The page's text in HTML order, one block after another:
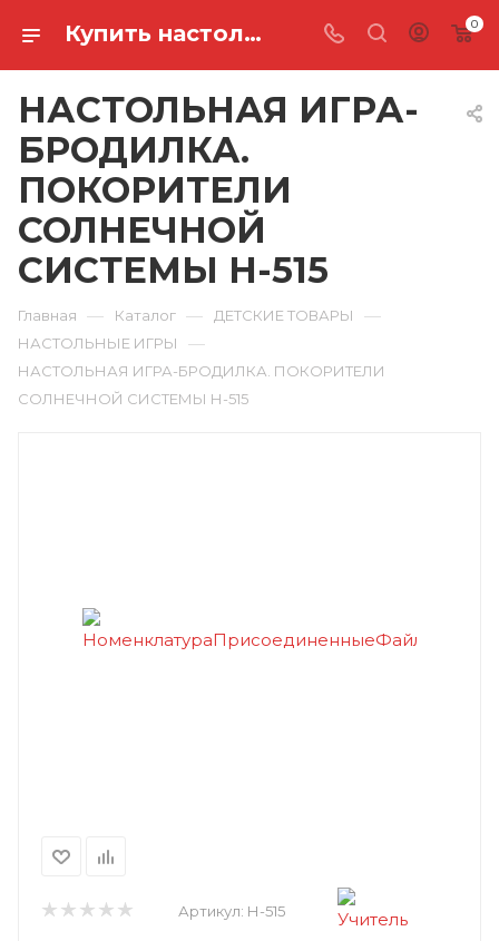
Купить настольная игра-бродилка. покорители солнечной системы Н-515 в Ростове-на-Дону 0
НАСТОЛЬНАЯ ИГРА-
БРОДИЛКА.
ПОКОРИТЕЛИ
СОЛНЕЧНОЙ
СИСТЕМЫ Н-515
Главная — Каталог — ДЕТСКИЕ ТОВАРЫ —
НАСТОЛЬНЫЕ ИГРЫ —
НАСТОЛЬНАЯ ИГРА-БРОДИЛКА. ПОКОРИТЕЛИ
СОЛНЕЧНОЙ СИСТЕМЫ Н-515
Артикул: Н-515